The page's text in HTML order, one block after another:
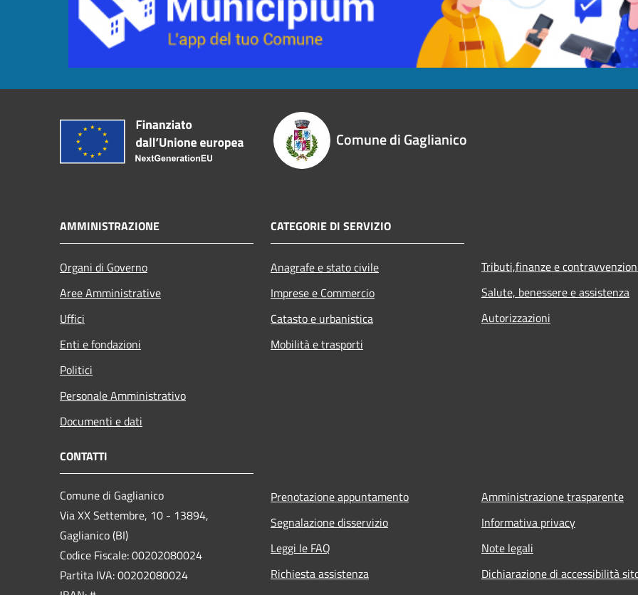
Comune di Gaglianico
AMMINISTRAZIONE
Organi di Governo
Aree Amministrative
Uffici
Enti e fondazioni
Politici
Personale Amministrativo
Documenti e dati
CATEGORIE DI SERVIZIO
Anagrafe e stato civile
Imprese e Commercio
Catasto e urbanistica
Mobilità e trasporti
Tributi,finanze e
Salute, benessere e assistenza
Autorizzazioni
CONTATTI
Comune di Gaglianico
Via XX Settembre, 10 - 13894,
Gaglianico (BI)
Codice Fiscale: 00202080024
Partita IVA: 00202080024
Prenotazione appuntamento
Segnalazione disservizio
Leggi le FAQ
Richiesta assistenza
Amministrazione trasparente
Informativa privacy
Note legali
Dichiarazione di accessibilità